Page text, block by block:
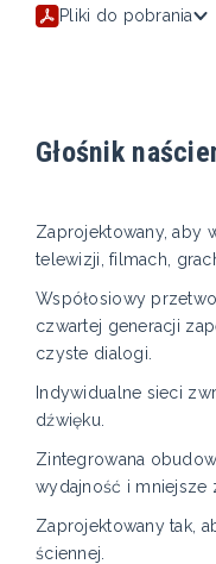
Pliki do pobrania
Głośnik
Zaprojektowany, aby
telewizji, filmach,
Współosiowy
czwartej generacji
czyste dialogi.
Indywidualne sieci
dźwięku.
Zintegrowana
wydajność i mniejsze
Zaprojektowany tak,
ściennej.